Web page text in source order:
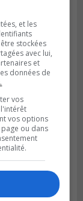
son
et les
stockées
avec lui,
et
données de
vos
vos options
ou dans